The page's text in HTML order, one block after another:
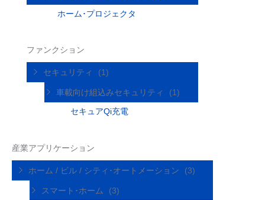
ホーム･プロジェクタ
ファンクション
セキュリティ (1)
車載向け組込みセキュリティ
(1)
セキュアQi充電
産業アプリケーション
ホーム / ビル / シティ･オートメーション (3)
スマート･ホーム
(3)